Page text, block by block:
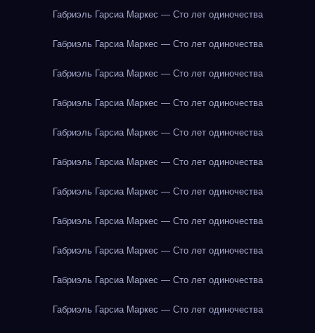
Габриэль Гарсиа Маркес — Сто лет одиночества
Габриэль Гарсиа Маркес — Сто лет одиночества
Габриэль Гарсиа Маркес — Сто лет одиночества
Габриэль Гарсиа Маркес — Сто лет одиночества
Габриэль Гарсиа Маркес — Сто лет одиночества
Габриэль Гарсиа Маркес — Сто лет одиночества
Габриэль Гарсиа Маркес — Сто лет одиночества
Габриэль Гарсиа Маркес — Сто лет одиночества
Габриэль Гарсиа Маркес — Сто лет одиночества
Габриэль Гарсиа Маркес — Сто лет одиночества
Габриэль Гарсиа Маркес — Сто лет одиночества